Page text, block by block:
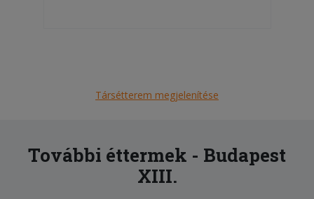
Társétterem megjelenítése
További éttermek - Budapest
XIII.